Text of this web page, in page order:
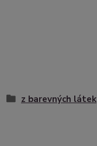
z barevných látek